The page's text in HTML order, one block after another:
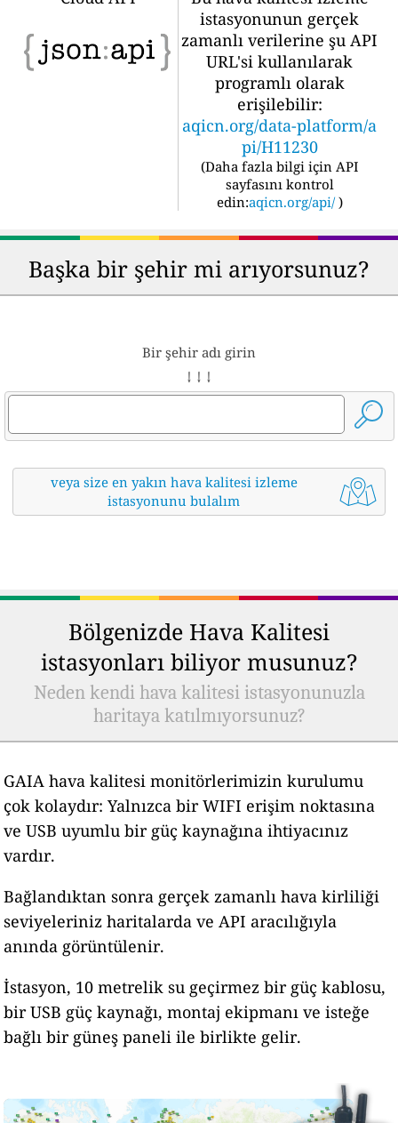
istasyonunun gerçek
zamanlı verilerine şu API
URL'si kullanılarak
programlı olarak
erişilebilir:
aqicn.org/data-platform/a
pi/H11230
(Daha fazla bilgi için API
sayfasını kontrol
edin:aqicn.org/api/ )
Başka bir şehir mi arıyorsunuz?
Bir şehir adı girin
↓ ↓ ↓
veya size en yakın hava kalitesi izleme
istasyonunu bulalım
Bölgenizde Hava Kalitesi
istasyonları biliyor musunuz?
Neden kendi hava kalitesi istasyonunuzla
haritaya katılmıyorsunuz?
GAIA hava kalitesi monitörlerimizin kurulumu
çok kolaydır: Yalnızca bir WIFI erişim noktasına
ve USB uyumlu bir güç kaynağına ihtiyacınız
vardır.
Bağlandıktan sonra gerçek zamanlı hava kirliliği
seviyeleriniz haritalarda ve API aracılığıyla
anında görüntülenir.
İstasyon, 10 metrelik su geçirmez bir güç kablosu,
bir USB güç kaynağı, montaj ekipmanı ve isteğe
bağlı bir güneş paneli ile birlikte gelir.